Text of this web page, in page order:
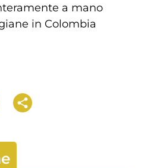
a mano
in Colombia